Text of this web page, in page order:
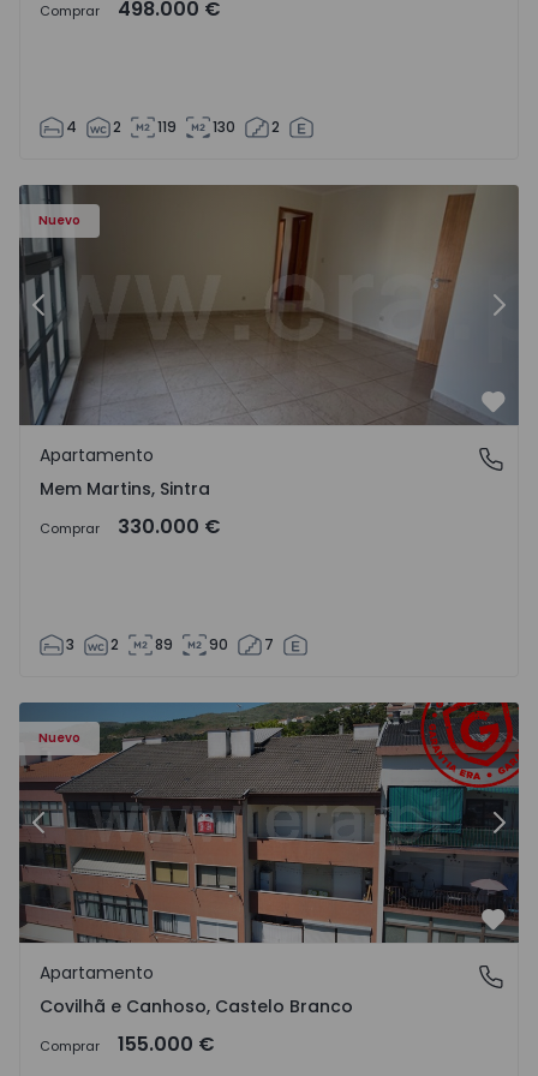
Comprar 498.000 €
4 2 119 130 2
Nuevo
- 15
Apartamento T3 Sintra, Algueirão-Mem Martins -
Anterior
Mem Martins, Sintra
Apartamento
Mem Martins, Sintra
Comprar 330.000 €
3 2 89 90 7
Nuevo
- 18
Apartamento T2 Covilhã, Covilhã e Canhoso - 1497806 -
Anterior
Covilhã e Canhoso, Castelo Branco
Apartamento
Covilhã e Canhoso, Castelo Branco
Comprar 155.000 €